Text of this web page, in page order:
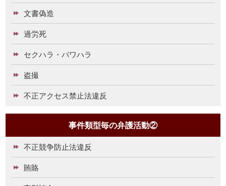
文書偽造
過労死
セクハラ・パワハラ
盗撮
不正アクセス禁止法違反
事件類型毎の弁護活動②
不正競争防止法違反
賄賂